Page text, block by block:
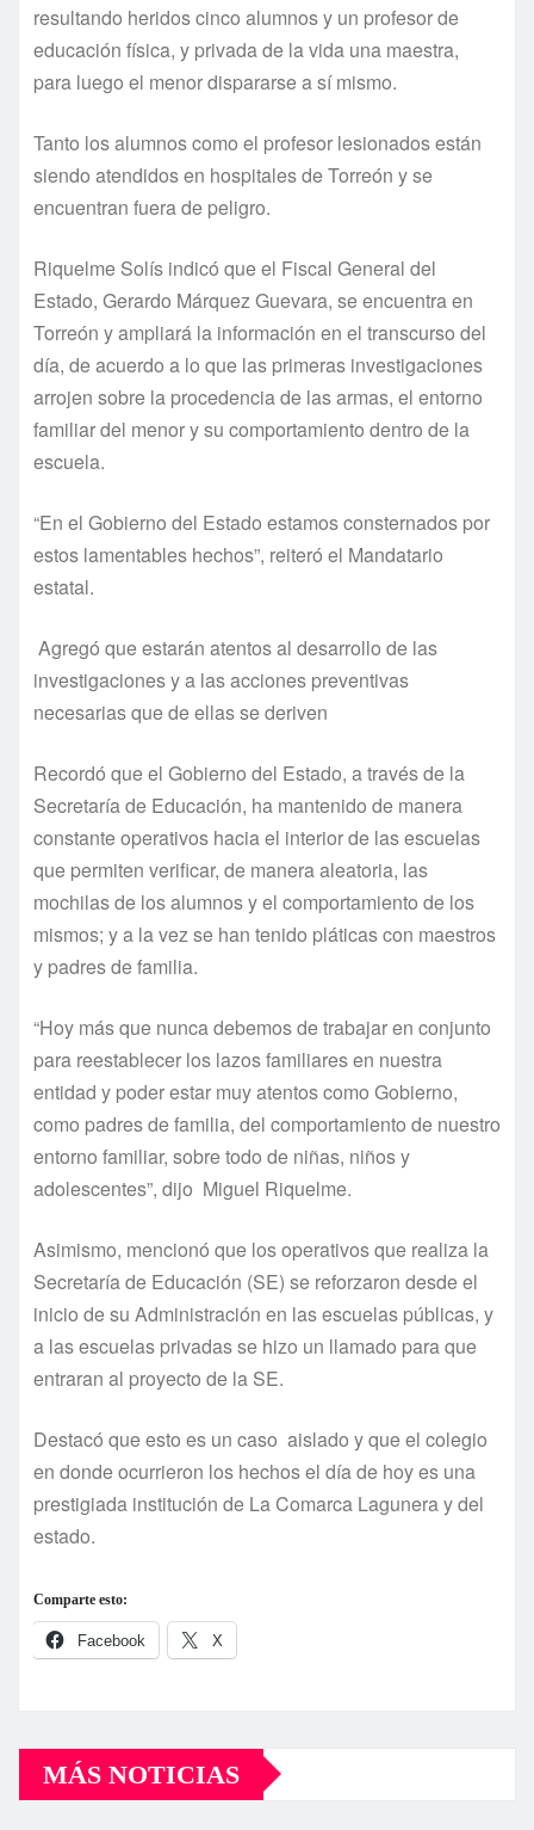
resultando heridos cinco alumnos y un profesor de
educación física, y privada de la vida una maestra,
para luego el menor dispararse a sí mismo.
Tanto los alumnos como el profesor lesionados están
siendo atendidos en hospitales de Torreón y se
encuentran fuera de peligro.
Riquelme Solís indicó que el Fiscal General del
Estado, Gerardo Márquez Guevara, se encuentra en
Torreón y ampliará la información en el transcurso del
día, de acuerdo a lo que las primeras investigaciones
arrojen sobre la procedencia de las armas, el entorno
familiar del menor y su comportamiento dentro de la
escuela.
“En el Gobierno del Estado estamos consternados por
estos lamentables hechos”, reiteró el Mandatario
estatal.
Agregó que estarán atentos al desarrollo de las
investigaciones y a las acciones preventivas
necesarias que de ellas se deriven
Recordó que el Gobierno del Estado, a través de la
Secretaría de Educación, ha mantenido de manera
constante operativos hacia el interior de las escuelas
que permiten verificar, de manera aleatoria, las
mochilas de los alumnos y el comportamiento de los
mismos; y a la vez se han tenido pláticas con maestros
y padres de familia.
“Hoy más que nunca debemos de trabajar en conjunto
para reestablecer los lazos familiares en nuestra
entidad y poder estar muy atentos como Gobierno,
como padres de familia, del comportamiento de nuestro
entorno familiar, sobre todo de niñas, niños y
adolescentes”, dijo Miguel Riquelme.
Asimismo, mencionó que los operativos que realiza la
Secretaría de Educación (SE) se reforzaron desde el
inicio de su Administración en las escuelas públicas, y
a las escuelas privadas se hizo un llamado para que
entraran al proyecto de la SE.
Destacó que esto es un caso aislado y que el colegio
en donde ocurrieron los hechos el día de hoy es una
prestigiada institución de La Comarca Lagunera y del
estado.
Comparte esto:
Facebook X
MÁS NOTICIAS